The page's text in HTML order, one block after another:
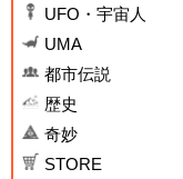
UFO・宇宙人
UMA
都市伝説
歴史
奇妙
STORE